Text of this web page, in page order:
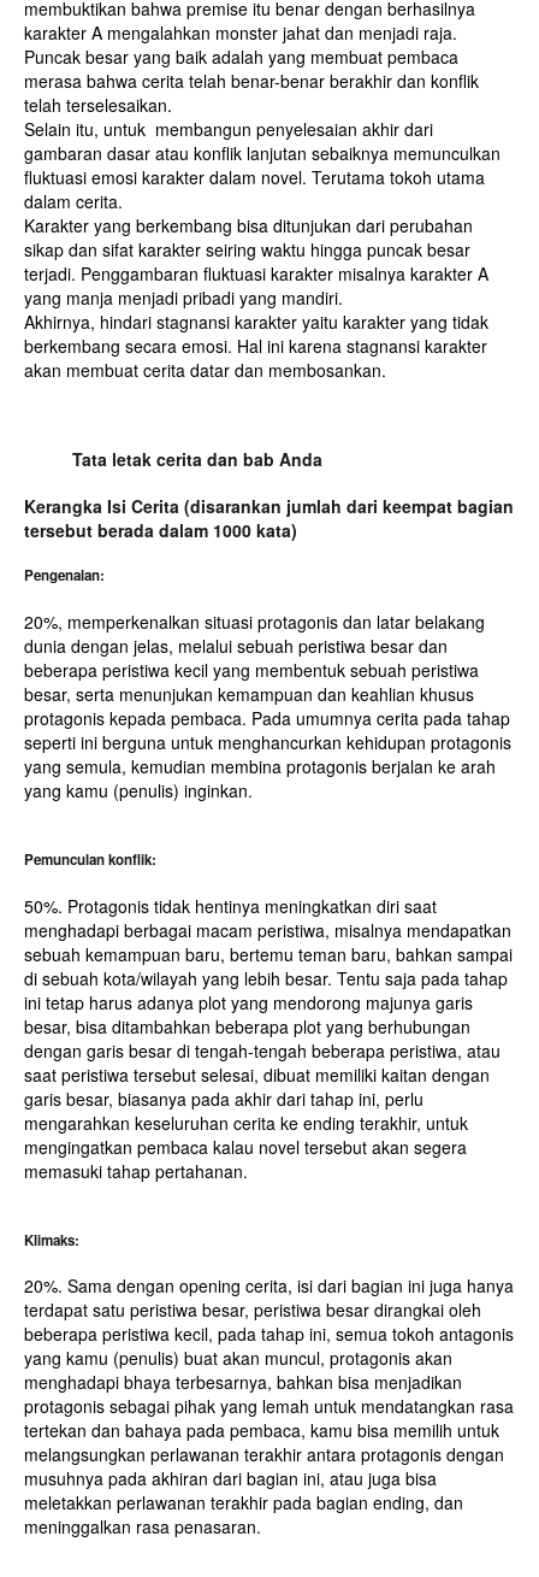
membuktikan bahwa premise itu benar dengan berhasilnya
karakter A mengalahkan monster jahat dan menjadi raja.
Puncak besar yang baik adalah yang membuat pembaca
merasa bahwa cerita telah benar-benar berakhir dan konflik
telah terselesaikan.
Selain itu, untuk membangun penyelesaian akhir dari
gambaran dasar atau konflik lanjutan sebaiknya memunculkan
fluktuasi emosi karakter dalam novel. Terutama tokoh utama
dalam cerita.
Karakter yang berkembang bisa ditunjukan dari perubahan
sikap dan sifat karakter seiring waktu hingga puncak besar
terjadi. Penggambaran fluktuasi karakter misalnya karakter A
yang manja menjadi pribadi yang mandiri.
Akhirnya, hindari stagnansi karakter yaitu karakter yang tidak
berkembang secara emosi. Hal ini karena stagnansi karakter
akan membuat cerita datar dan membosankan.
Tata letak cerita dan bab Anda
Kerangka Isi Cerita (disarankan jumlah dari keempat bagian
tersebut berada dalam 1000 kata)
Pengenalan:
20%, memperkenalkan situasi protagonis dan latar belakang
dunia dengan jelas, melalui sebuah peristiwa besar dan
beberapa peristiwa kecil yang membentuk sebuah peristiwa
besar, serta menunjukan kemampuan dan keahlian khusus
protagonis kepada pembaca. Pada umumnya cerita pada tahap
seperti ini berguna untuk menghancurkan kehidupan protagonis
yang semula, kemudian membina protagonis berjalan ke arah
yang kamu (penulis) inginkan.
Pemunculan konflik:
50%. Protagonis tidak hentinya meningkatkan diri saat
menghadapi berbagai macam peristiwa, misalnya mendapatkan
sebuah kemampuan baru, bertemu teman baru, bahkan sampai
di sebuah kota/wilayah yang lebih besar. Tentu saja pada tahap
ini tetap harus adanya plot yang mendorong majunya garis
besar, bisa ditambahkan beberapa plot yang berhubungan
dengan garis besar di tengah-tengah beberapa peristiwa, atau
saat peristiwa tersebut selesai, dibuat memiliki kaitan dengan
garis besar, biasanya pada akhir dari tahap ini, perlu
mengarahkan keseluruhan cerita ke ending terakhir, untuk
mengingatkan pembaca kalau novel tersebut akan segera
memasuki tahap pertahanan.
Klimaks:
20%. Sama dengan opening cerita, isi dari bagian ini juga hanya
terdapat satu peristiwa besar, peristiwa besar dirangkai oleh
beberapa peristiwa kecil, pada tahap ini, semua tokoh antagonis
yang kamu (penulis) buat akan muncul, protagonis akan
menghadapi bhaya terbesarnya, bahkan bisa menjadikan
protagonis sebagai pihak yang lemah untuk mendatangkan rasa
tertekan dan bahaya pada pembaca, kamu bisa memilih untuk
melangsungkan perlawanan terakhir antara protagonis dengan
musuhnya pada akhiran dari bagian ini, atau juga bisa
meletakkan perlawanan terakhir pada bagian ending, dan
meninggalkan rasa penasaran.